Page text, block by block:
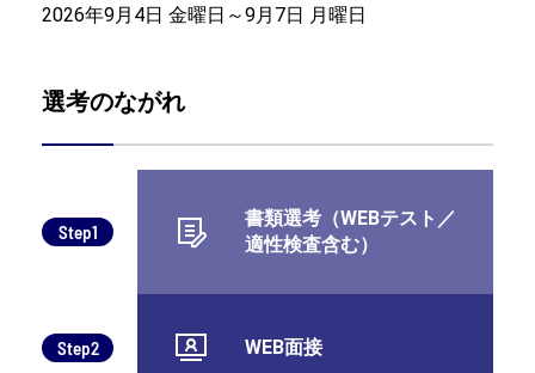
2026年9月4日 金曜日～9月7日 月曜日
選考のながれ
Step1
書類選考（WEBテスト／
適性検査含む）
Step2 WEB面接